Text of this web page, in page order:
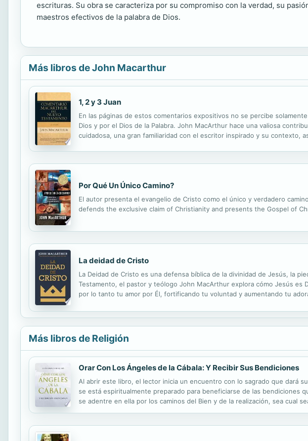
escrituras. Su obra se caracteriza por su compromiso con la verdad, su
maestros efectivos de la palabra de Dios.
Más libros de John Macarthur
1, 2 y 3 Juan
En las páginas de estos comentarios expositivos no se percibe
Dios y por el Dios de la Palabra. John MacArthur hace una valiosa
cuidadosa, una gran familiaridad con el escritor inspirado y su contexto,
Por Qué Un Único Camino?
El autor presenta el evangelio de Cristo como el único y verdadero
defends the exclusive claim of Christianity and presents the Gospel of
La deidad de Cristo
La Deidad de Cristo es una defensa bíblica de la divinidad de Jesús, la
Testamento, el pastor y teólogo John MacArthur explora cómo Jesús
por lo tanto tu amor por Él, fortificando tu voluntad y aumentando tu
Más libros de Religión
Orar Con Los Ángeles de la Cábala: Y Recibir Sus Bendiciones
Al abrir este libro, el lector inicia un encuentro con lo sagrado que dará
se está espiritualmente preparado para beneficiarse de las bendiciones
se adentre en ella por los caminos del Bien y de la realización, sea cual